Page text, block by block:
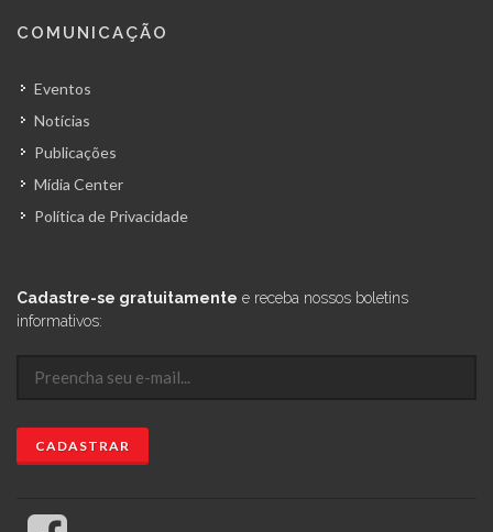
COMUNICAÇÃO
Eventos
Notícias
Publicações
Mídia Center
Política de Privacidade
Cadastre-se gratuitamente e receba nossos boletins
informativos: